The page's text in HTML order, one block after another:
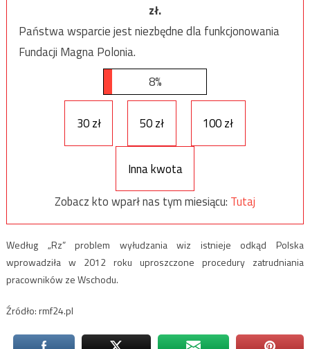
zł.
Państwa wsparcie jest niezbędne dla funkcjonowania
Fundacji Magna Polonia.
8%
30 zł 50 zł 100 zł
Inna kwota
Zobacz kto wparł nas tym miesiącu: Tutaj
Według „Rz” problem wyłudzania wiz istnieje odkąd Polska
wprowadziła w 2012 roku uproszczone procedury zatrudniania
pracowników ze Wschodu.
Źródło: rmf24.pl